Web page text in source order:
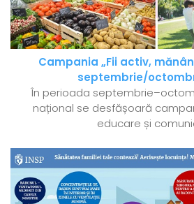
Campania „Fii activ,
septembrie/
În perioada
național se desfășoară
educare și